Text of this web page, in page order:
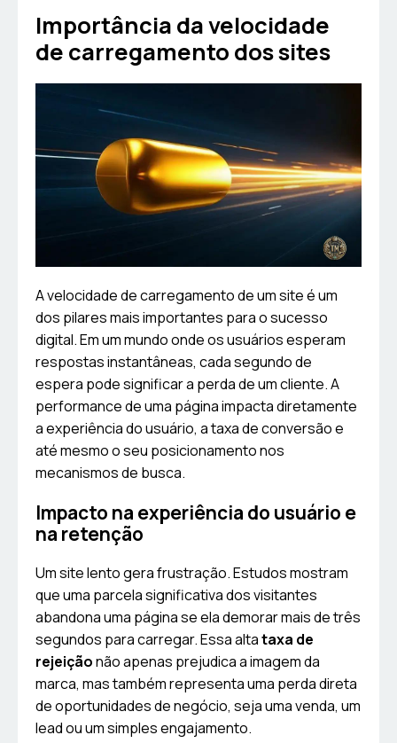
Importância da velocidade
de carregamento dos sites
A velocidade de carregamento de um site é um
dos pilares mais importantes para o sucesso
digital. Em um mundo onde os usuários esperam
respostas instantâneas, cada segundo de
espera pode significar a perda de um cliente. A
performance de uma página impacta diretamente
a experiência do usuário, a taxa de conversão e
até mesmo o seu posicionamento nos
mecanismos de busca.
Impacto na experiência do usuário e
na retenção
Um site lento gera frustração. Estudos mostram
que uma parcela significativa dos visitantes
abandona uma página se ela demorar mais de três
segundos para carregar. Essa altataxa de
rejeiçãonão apenas prejudica a imagem da
marca, mas também representa uma perda direta
de oportunidades de negócio, seja uma venda, um
lead ou um simples engajamento.